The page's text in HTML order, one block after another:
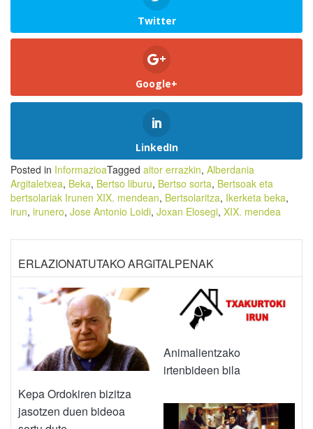
Twitter
Google+
LinkedIn
Posted in InformazioaTagged aitor errazkin, Alberdania
Argitaletxea, Beka, Bertso liburu, Bertso sorta, Bertsoak eta
bertsolariak Irunen XIX. mendean, Bertsolaritza, Ikerketa beka,
irun, irunero, Jose Antonio Loidi, Joxan Elosegi, XIX. mendea
ERLAZIONATUTAKO ARGITALPENAK
Kepa Ordokiren bizitza
jasotzen duen bideoa
Animalientzako
irtenbideen bila